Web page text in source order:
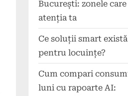
București: zonele
atenția ta
Ce soluții smart există
pentru locuințe?
Cum compari
luni cu rapoarte AI: